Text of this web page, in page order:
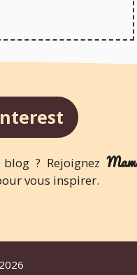
? Rejoignez
vous inspirer.